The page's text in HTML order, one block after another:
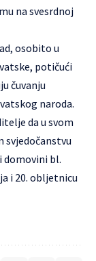
na svesrdnoj
osobito u
potičući
čuvanju
naroda.
da u svom
svjedočanstvu
domovini bl.
i 20. obljetnicu